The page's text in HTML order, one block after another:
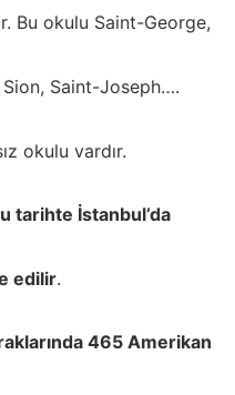
Bu okulu Saint-George,
Saint-Joseph….
okulu vardır.
tarihte İstanbul’da
edilir.
465 Amerikan